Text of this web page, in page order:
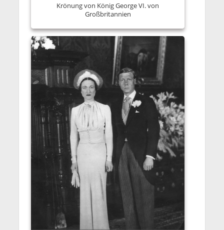
Krönung von König George VI. von
Großbritannien